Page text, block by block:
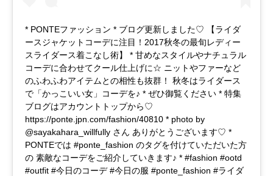
* PONTEファッション * ブログ更新しました♡ 【ライダ
ースジャケットコーデに注目！2017秋冬の最旬レディー
スライダース着こなし術】 * 甘めなスタイルやナチュラル
コーデに合わせてクール仕上げに☆ ニットやファーなど
のふわふわアイテムとの相性も抜群！ 秋冬はライダース
で「かっこいい女」コーデを♪ * ぜひ御覧ください * 特集
ブログはアカウントトップから♡
https://ponte.jpn.com/fashion/40810 * photo by
@sayakahara_willfully さん ありがとうございます♡ *
PONTEでは #ponte_fashion のタグを付けていただいた方
の 素敵なコーデをご紹介していきます♪ * #fashion #ootd
#outfit #今日のコーデ #今日の服 #ponte_fashion #ライダ